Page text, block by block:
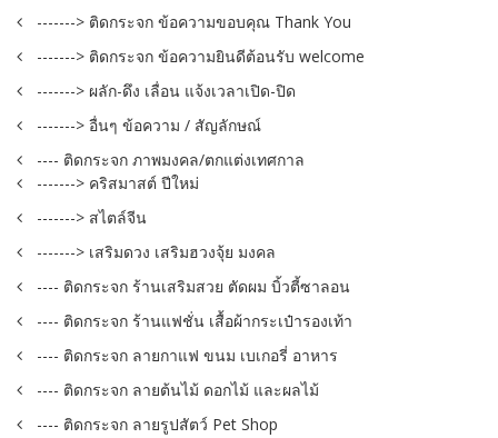
-------> ติดกระจก ข้อความขอบคุณ Thank You
-------> ติดกระจก ข้อความยินดีต้อนรับ welcome
-------> ผลัก-ดึง เลื่อน แจ้งเวลาเปิด-ปิด
-------> อื่นๆ ข้อความ / สัญลักษณ์
---- ติดกระจก ภาพมงคล/ตกแต่งเทศกาล
-------> คริสมาสต์ ปีใหม่
-------> สไตล์จีน
-------> เสริมดวง เสริมฮวงจุ้ย มงคล
---- ติดกระจก ร้านเสริมสวย ตัดผม บิ้วตี้ซาลอน
---- ติดกระจก ร้านแฟชั่น เสื้อผ้ากระเป๋ารองเท้า
---- ติดกระจก ลายกาแฟ ขนม เบเกอรี่ อาหาร
---- ติดกระจก ลายต้นไม้ ดอกไม้ และผลไม้
---- ติดกระจก ลายรูปสัตว์ Pet Shop